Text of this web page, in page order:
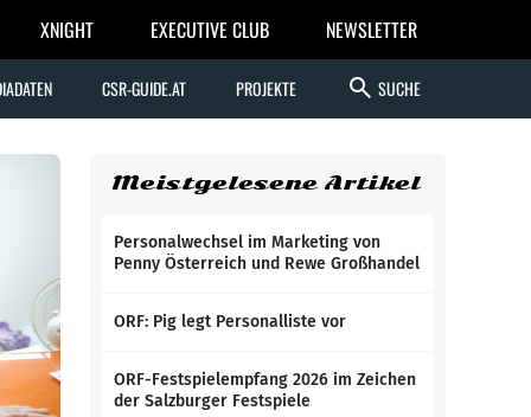
XNIGHT EXECUTIVE CLUB NEWSLETTER
CSR-GUIDE.AT PROJEKTE search SUCHE
Meistgelesene Artikel
Personalwechsel im Marketing von
Penny Österreich und Rewe Großhandel
ORF: Pig legt Personalliste vor
ORF-Festspielempfang 2026 im Zeichen
der Salzburger Festspiele